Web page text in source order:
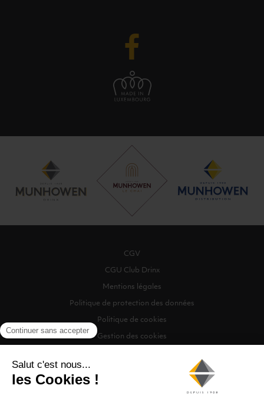
CGV
CGU Club Drinx
Mentions légales
Politique de protection des données
Politique de cookies
Gestion des cookies
©2026 Munhowen Drinx / Tous droits réservés